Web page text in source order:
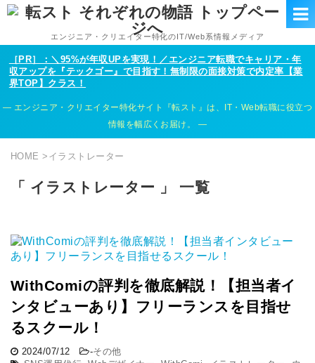
エンジニア・クリエイター特化のIT/Web系情報メディア
［PR］：＼95%が年収UPを実現！／エンジニア転職でキャリア・年
収アップを『テックゴー』で目指す！無制限の面接対策で内定率【業
界TOP】クラス！
エンジニア・クリエイター特化サイト『転スト』は、IT・Web転職に役立つ
情報を幅広くお届け。
HOME > イラストレーター
「 イラストレーター 」 一覧
WithComiの評判を徹底解説！【担当者イ
ンタビューあり】フリーランスを目指せ
るスクール！
2024/07/12 -その他